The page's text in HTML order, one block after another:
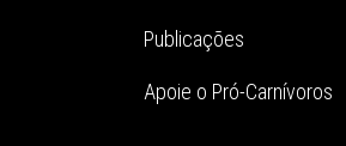
Publicações
Apoie o Pró-Carnívoros